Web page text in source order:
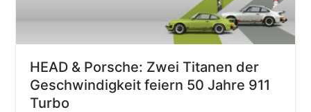
HEAD & Porsche: Zwei Titanen der
Geschwindigkeit feiern 50 Jahre 911
Turbo